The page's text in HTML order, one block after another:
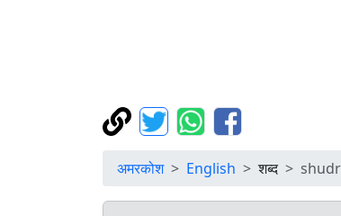
अमरकोश English शब्द